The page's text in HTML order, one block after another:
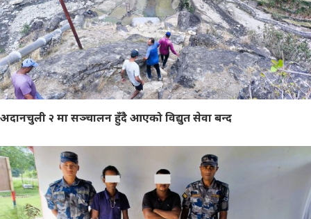
अदानचुली २ मा सञ्चालन हुँदै आएको विद्युत सेवा बन्द